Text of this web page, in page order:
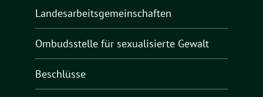
Landesarbeitsgemeinschaften
Ombudsstelle für sexualisierte Gewalt
Beschlüsse